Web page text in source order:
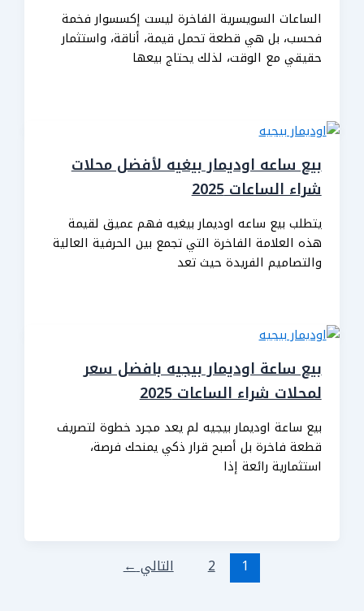
الساعات السويسرية الفاخرة ليست إكسسوار فخمة
فحسب، بل هي قطعة تحمل قيمة، أناقة، واستثمار
حقيقي مع الوقت، لذلك يحتاج بيعها
بيع ساعه اوديمار بيغيه لأفضل محلات
شراء الساعات 2025
يتطلب بيع ساعه اوديمار بيغيه فهم عميق لقيمة
هذه العلامة الفاخرة التي تجمع بين الحرفية العالية
والتصاميم الفريدة حيث تعد
بيع ساعة اوديمار بيجيه بافضل سعر
لمحلات شراء الساعات 2025
بيع ساعة اوديمار بيجيه لم يعد مجرد خطوة لتصريف
قطعة فاخرة بل أصبح قرار ذكي يمنحك فرصة،
استثمارية رائعة إذا
1
2 التالي←